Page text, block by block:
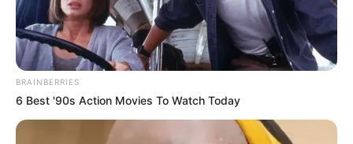
BRAINBERRIES
6 Best '90s Action Movies To Watch Today